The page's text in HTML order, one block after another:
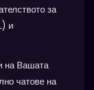
за
и
на Вашата
чатове на